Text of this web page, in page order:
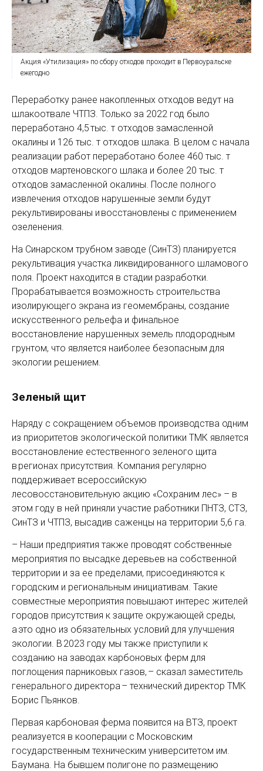
Акция «Утилизация» по сбору отходов проходит в Первоуральске
ежегодно
Переработку ранее накопленных отходов ведут на
шлакоотвале ЧТПЗ. Только за 2022 год было
переработано 4,5 тыс. т отходов замасленной
окалины и 126 тыс. т отходов шлака. В целом с начала
реализации работ переработано более 460 тыс. т
отходов мартеновского шлака и более 20 тыс. т
отходов замасленной окалины. После полного
извлечения отходов нарушенные земли будут
рекультивированы и восстановлены с применением
озеленения.
На Синарском трубном заводе (СинТЗ) планируется
рекультивация участка ликвидированного шламового
поля. Проект находится в стадии разработки.
Прорабатывается возможность строительства
изолирующего экрана из геомембраны, создание
искусственного рельефа и финальное
восстановление нарушенных земель плодородным
грунтом, что является наиболее безопасным для
экологии решением.
Зеленый щит
Наряду с сокращением объемов производства одним
из приоритетов экологической политики ТМК является
восстановление естественного зеленого щита
в регионах присутствия. Компания регулярно
поддерживает всероссийскую
лесовосстановительную акцию «Сохраним лес» – в
этом году в ней приняли участие работники ПНТЗ, СТЗ,
СинТЗ и ЧТПЗ, высадив саженцы на территории 5,6 га.
– Наши предприятия также проводят собственные
мероприятия по высадке деревьев на собственной
территории и за ее пределами, присоединяются к
городским и региональным инициативам. Такие
совместные мероприятия повышают интерес жителей
городов присутствия к защите окружающей среды,
а это одно из обязательных условий для улучшения
экологии. В 2023 году мы также приступили к
созданию на заводах карбоновых ферм для
поглощения парниковых газов, – сказал заместитель
генерального директора – технический директор ТМК
Борис Пьянков.
Первая карбоновая ферма появится на ВТЗ, проект
реализуется в кооперации с Московским
государственным техническим университетом им.
Баумана. На бывшем полигоне по размещению